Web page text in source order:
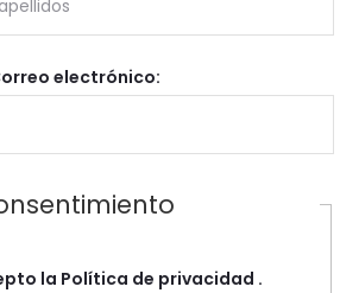
electrónico:
la Política de privacidad .